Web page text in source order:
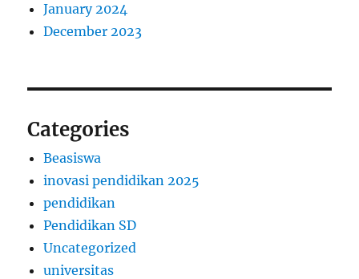
January 2024
December 2023
Categories
Beasiswa
inovasi pendidikan 2025
pendidikan
Pendidikan SD
Uncategorized
universitas